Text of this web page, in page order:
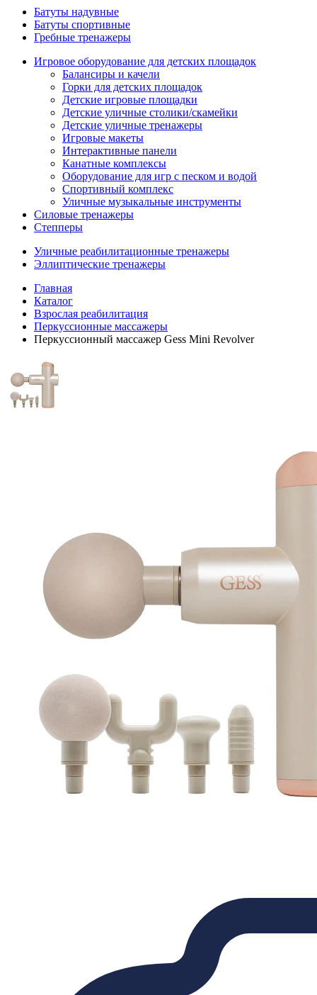
Батуты надувные
Батуты спортивные
Гребные тренажеры
Игровое оборудование для детских площадок
Балансиры и качели
Горки для детских площадок
Детские игровые площадки
Детские уличные столики/скамейки
Детские уличные тренажеры
Игровые макеты
Интерактивные панели
Канатные комплексы
Оборудование для игр с песком и водой
Спортивный комплекс
Уличные музыкальные инструменты
Силовые тренажеры
Степперы
Уличные реабилитационные тренажеры
Эллиптические тренажеры
Главная
Каталог
Взрослая реабилитация
Перкуссионные массажеры
Перкуссионный массажер Gess Mini Revolver